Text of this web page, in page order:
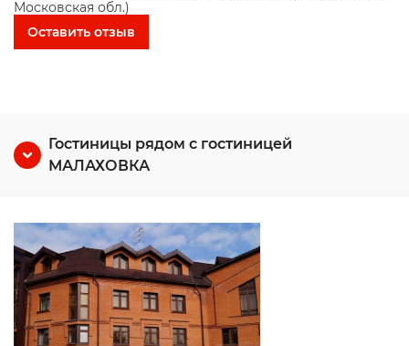
Московская обл.)
Оставить отзыв
Гостиницы рядом с гостиницей
МАЛАХОВКА